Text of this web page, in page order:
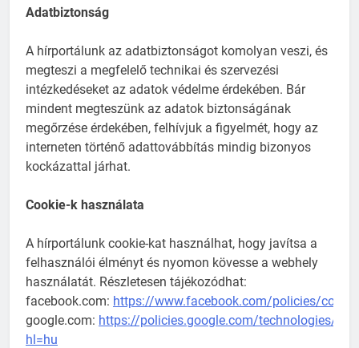
Adatbiztonság
A hírportálunk az adatbiztonságot komolyan veszi, és
megteszi a megfelelő technikai és szervezési
intézkedéseket az adatok védelme érdekében. Bár
mindent megteszünk az adatok biztonságának
megőrzése érdekében, felhívjuk a figyelmét, hogy az
interneten történő adattovábbítás mindig bizonyos
kockázattal járhat.
Cookie-k használata
A hírportálunk cookie-kat használhat, hogy javítsa a
felhasználói élményt és nyomon kövesse a webhely
használatát. Részletesen tájékozódhat:
facebook.com: https://www.facebook.com/policies/
google.com: https://policies.google.com/technologies/
hl=hu